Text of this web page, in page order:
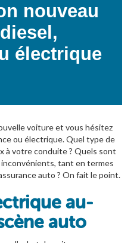
nouveau
électrique
voiture et vous hésitez
ou électrique. Quel type de
à votre conduite ? Quels sont
tant en termes
auto ? On fait le point.
au-
auto